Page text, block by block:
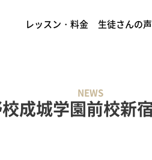
レッスン・料金 生徒さんの声
NEWS
成城学園前校新